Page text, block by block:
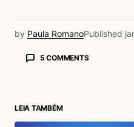
by Paula RomanoPublished
5 COMMENTS
Uhmm que chique
Acesse para responder
LEIA TAMBÉM